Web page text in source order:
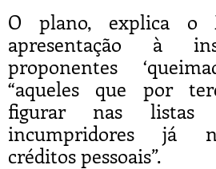
O plano, explica o
apresentação à
proponentes
“aqueles que por
figurar nas listas
incumpridores já
créditos pessoais”.